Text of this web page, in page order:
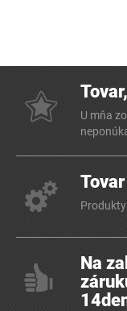
U mňa
Na